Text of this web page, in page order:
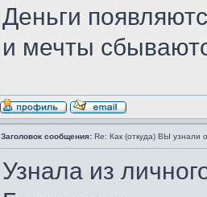
Деньги
и мечты
Заголовок сообщения: Re: Как (откуда) ВЫ узнали
Узнала из